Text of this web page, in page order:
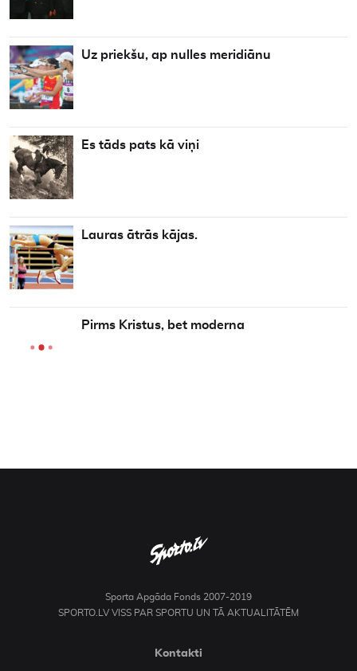
Uz priekšu, ap nulles meridiānu
Es tāds pats kā viņi
Lauras ātrās kājas.
Pirms Kristus, bet moderna
Sporta Apgāda Fonds 2007-2019
SPORTO.LV VISS PAR SPORTU UN TĀ AKTUALITĀTĒM
Kontakti